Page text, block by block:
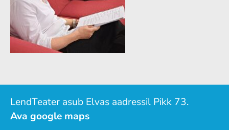
LendTeater asub Elvas aadressil Pikk 73.
Ava google maps